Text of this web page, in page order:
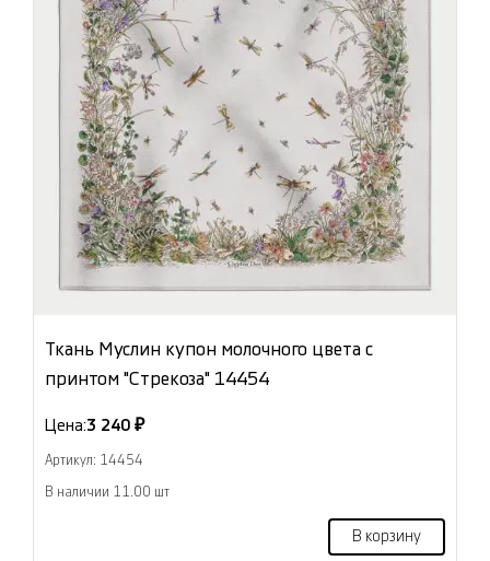
Ткань Муслин купон молочного цвета с
принтом "Стрекоза" 14454
Цена:3 240 ₽
Артикул: 14454
В наличии 11.00 шт
В корзину